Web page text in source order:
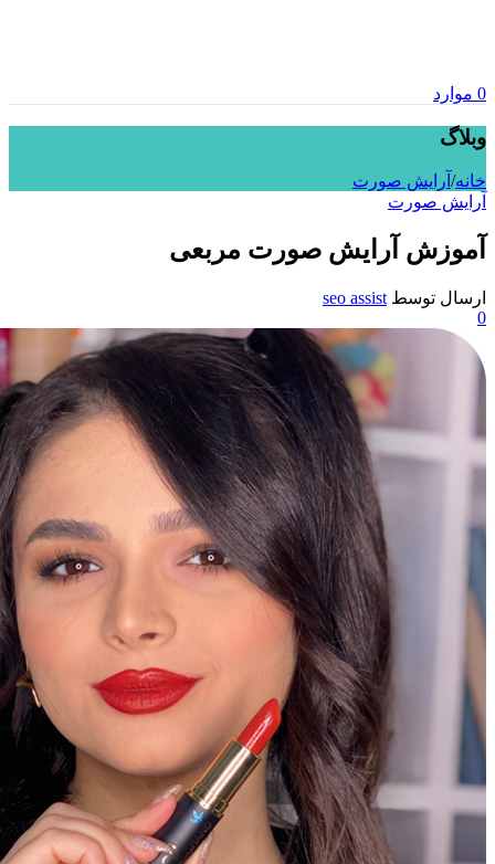
0 موارد
وبلاگ
خانه/ آرایش صورت
آرایش صورت
آموزش آرایش صورت مربعی
ارسال توسط seo assist
0